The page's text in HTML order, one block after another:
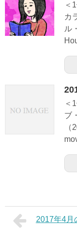
＜
カ
ル
＜
ブ
2017年4月